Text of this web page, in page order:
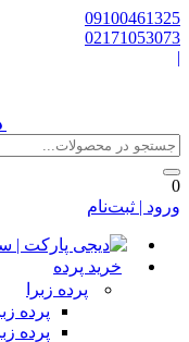
09100461325
02171053073
|
0
ورود | ثبت‌نام
خرید پرده
پرده زبرا
پرده
پرده